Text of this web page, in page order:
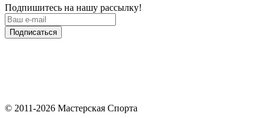
Подпишитесь на нашу рассылку!
Подписаться
© 2011-2026 Мастерская Спорта